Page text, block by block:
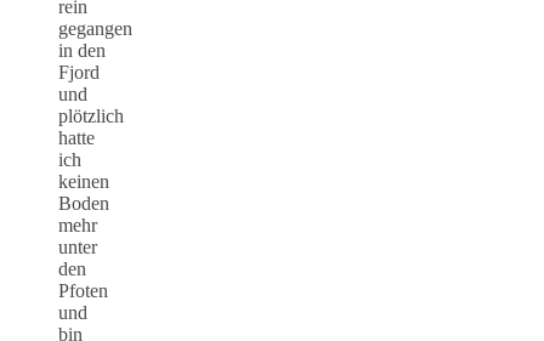
rein
gegangen
in den
Fjord
und
plötzlich
hatte
ich
keinen
Boden
mehr
unter
den
Pfoten
und
bin